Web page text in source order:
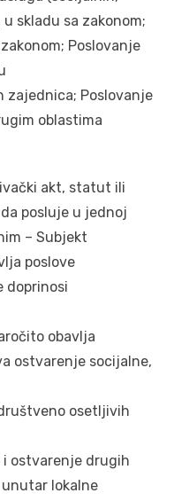
skladu sa zakonom;
Poslovanje
zajednica; Poslovanje
oblastima
akt, statut ili
posluje u jednoj
– Subjekt
poslove
doprinosi
obavlja
ostvarenje socijalne,
osetljivih
i ostvarenje drugih
lokalne